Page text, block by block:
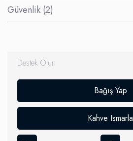
Güvenlik (2)
Destek Olun
Bağış Yap
Kahve Ismarla